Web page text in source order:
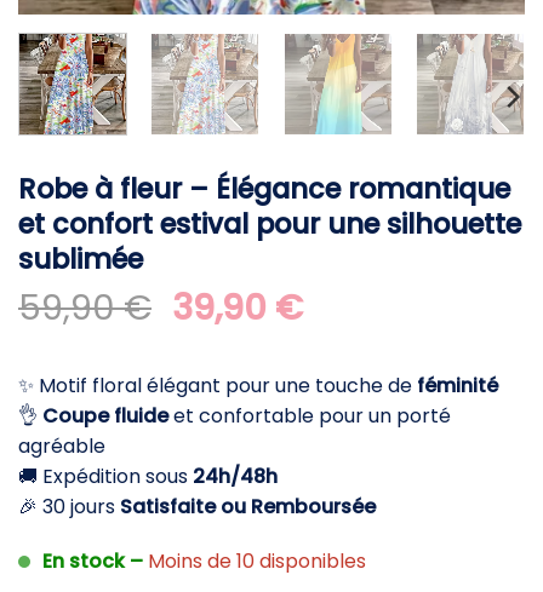
Robe à fleur – Élégance romantique
et confort estival pour une silhouette
sublimée
59,90€ Le
prix
initial
était :
39,90 €Le
actuel
est :
39,90 €.
✨ Motif floral élégant pour une touche de féminité
👌 Coupe fluideet confortable pour un porté
agréable
🚚 Expédition sous 24h/48h
🎉 30 jours Satisfaite ou Remboursée
En stock – Moins de 10 disponibles